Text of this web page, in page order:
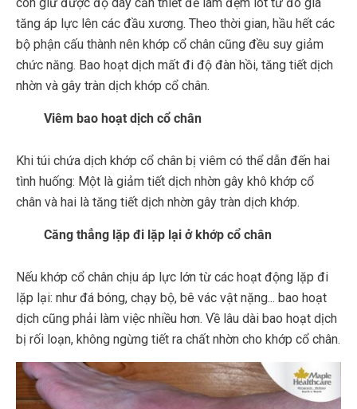
tăng áp lực lên các đầu xương. Theo thời gian, hầu hết các
bộ phận cấu thành nên khớp cổ chân cũng đều suy giảm
chức năng. Bao hoạt dịch mất đi độ đàn hồi, tăng tiết dịch
nhờn và gây tràn dịch khớp cổ chân.
Viêm bao hoạt dịch cổ chân
Khi túi chứa dịch khớp cổ chân bị viêm có thể dẫn đến hai
tình huống: Một là giảm tiết dịch nhờn gây khô khớp cổ
chân và hai là tăng tiết dịch nhờn gây tràn dịch khớp.
Căng thẳng lặp đi lặp lại ở khớp cổ chân
Nếu khớp cổ chân chịu áp lực lớn từ các hoạt động lặp đi
lặp lại: như đá bóng, chạy bộ, bê vác vật nặng... bao hoạt
dịch cũng phải làm việc nhiều hơn. Về lâu dài bao hoạt dịch
bị rối loạn, không ngừng tiết ra chất nhờn cho khớp cổ chân.